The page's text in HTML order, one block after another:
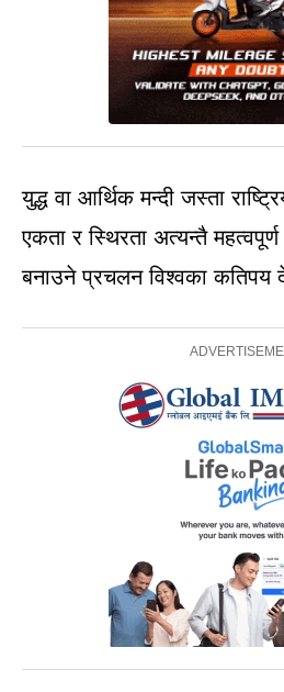
युद्ध वा आर्थिक मन्दी जस्ता
एकता र स्थिरता अत्यन्तै
बनाउने प्रचलन विश्वका कतिपय